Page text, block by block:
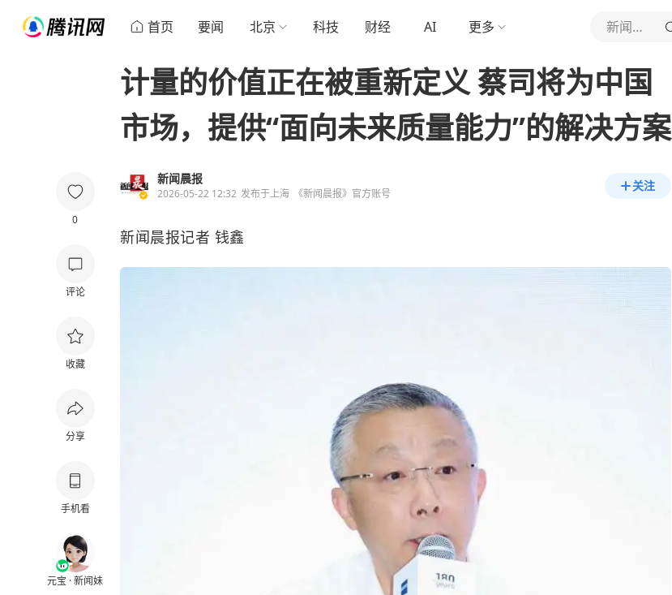
首页 要闻 北京 科技 财经 AI 更多 新闻晨报
0
评论
收藏
分享
手机看
元宝 · 新闻妹
计量的价值正在被重新定义 蔡司将为中国
市场，提供“面向未来质量能力”的解决方案
新闻晨报
2026-05-22 12:32 发布于上海 《新闻晨报》官方账号
关注
新闻晨报记者 钱鑫